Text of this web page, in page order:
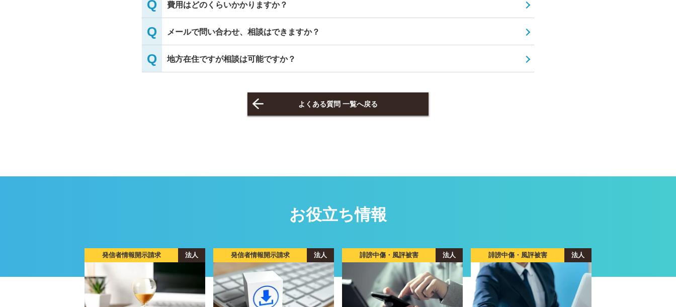
費用はどのくらいかかりますか？
メールで問い合わせ、相談はできますか？
地方在住ですが相談は可能ですか？
よくある質問 一覧へ戻る
お役立ち情報
発信者情報開示請求 法人 発信者情報開示請求 法人 誹謗中傷・風評被害 法人 誹謗中傷・風評被害 法人